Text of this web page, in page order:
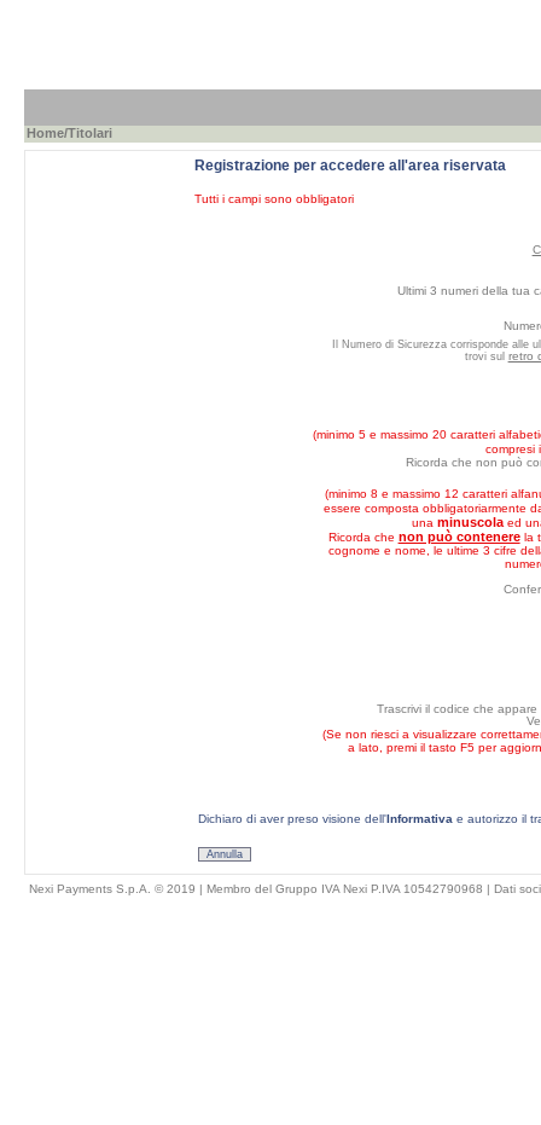
Home/Titolari
Registrazione per accedere all'area riservata
Tutti i campi sono obbligatori
Ultimi 3 numeri della tua
Il Numero di Sicurezza corrisponde alle
trovi sul retro
(minimo 5 e massimo 20 caratteri
compresi
Ricorda che non può
(minimo 8 e massimo 12 caratteri
essere composta obbligatoriarmente
una minuscolaed
Ricorda che non può contenerela
cognome e nome, le ultime 3 cifre
Trascrivi il codice che appare
(Se non riesci a visualizzare
a lato, premi il tasto F5 per
Dichiaro di aver preso visione dell'Informativa e autorizzo il
Annulla
Nexi Payments S.p.A. © 2019 | Membro del Gruppo IVA Nexi P.IVA 10542790968 | Dati